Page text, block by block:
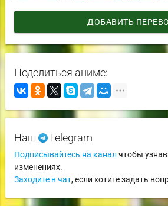
ДОБАВИТЬ
Поделиться аниме:
Наш Telegram
Подписывайтесь на канал чтобы
изменениях.
Заходите в чат, если хотите задать